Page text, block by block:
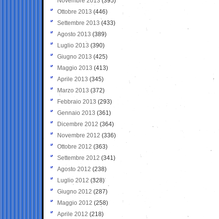
Ottobre 2013 (446)
Settembre 2013 (433)
Agosto 2013 (389)
Luglio 2013 (390)
Giugno 2013 (425)
Maggio 2013 (413)
Aprile 2013 (345)
Marzo 2013 (372)
Febbraio 2013 (293)
Gennaio 2013 (361)
Dicembre 2012 (364)
Novembre 2012 (336)
Ottobre 2012 (363)
Settembre 2012 (341)
Agosto 2012 (238)
Luglio 2012 (328)
Giugno 2012 (287)
Maggio 2012 (258)
Aprile 2012 (218)